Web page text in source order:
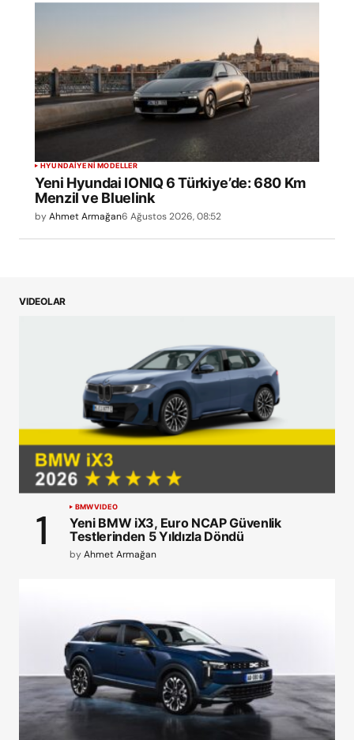
HYUNDAIYENİ MODELLER
Yeni Hyundai IONIQ 6 Türkiye’de: 680 Km
Menzil ve Bluelink
byAhmet Armağan6 Ağustos 2026, 08:52
VIDEOLAR
BMWVIDEO
Yeni BMW iX3, Euro NCAP Güvenlik
Testlerinden 5 Yıldızla Döndü
byAhmet Armağan